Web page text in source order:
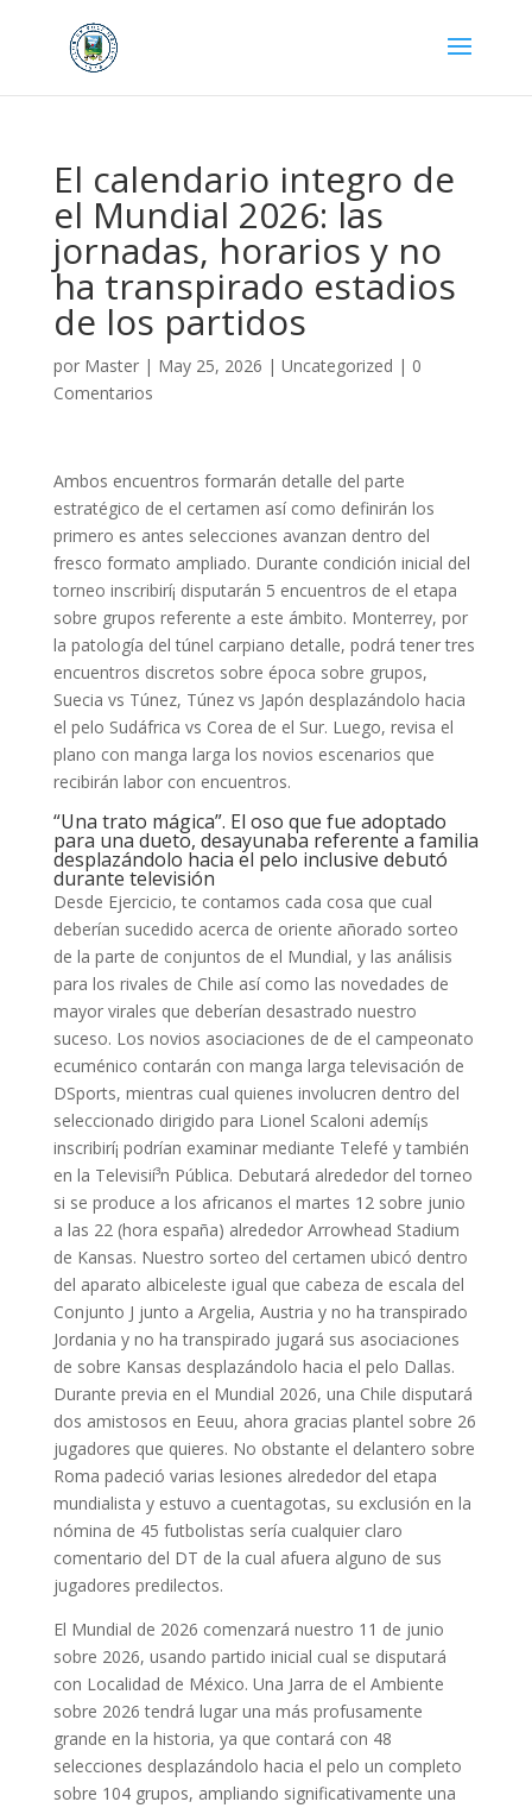
El calendario integro de
el Mundial 2026: las
jornadas, horarios y no
ha transpirado estadios
de los partidos
por Master| May 25, 2026 | Uncategorized | 0
Comentarios
Ambos encuentros formarán detalle del parte
estratégico de el certamen así­ como definirán los
primero es antes selecciones avanzan dentro del
fresco formato ampliado. Durante condición inicial del
torneo inscribirí¡ disputarán 5 encuentros de el etapa
sobre grupos referente a este ámbito. Monterrey, por
la patologí­a del túnel carpiano detalle, podrá tener tres
encuentros discretos sobre época sobre grupos,
Suecia vs Túnez, Túnez vs Japón desplazándolo hacia
el pelo Sudáfrica vs Corea de el Sur. Luego, revisa el
plano con manga larga los novios escenarios que
recibirán labor con encuentros.
“Una trato mágica”. El oso que fue adoptado
para una dueto, desayunaba referente a familia
desplazándolo hacia el pelo inclusive debutó
durante televisión
Desde Ejercicio, te contamos cada cosa que cual
deberían sucedido acerca de oriente añorado sorteo
de la parte de conjuntos de el Mundial, y las análisis
para los rivales de Chile así­ como las novedades de
mayor virales que deberían desastrado nuestro
suceso. Los novios asociaciones de de el campeonato
ecuménico contarán con manga larga televisación de
DSports, mientras cual quienes involucren dentro del
seleccionado dirigido para Lionel Scaloni ademí¡s
inscribirí¡ podrían examinar mediante Telefé y también
en la Televisií³n Pública. Debutará alrededor del torneo
si se produce a los africanos el martes 12 sobre junio
a las 22 (hora españa) alrededor Arrowhead Stadium
de Kansas. Nuestro sorteo del certamen ubicó dentro
del aparato albiceleste igual que cabeza de escala del
Conjunto J junto a Argelia, Austria y no ha transpirado
Jordania y no ha transpirado jugará sus asociaciones
de sobre Kansas desplazándolo hacia el pelo Dallas.
Durante previa en el Mundial 2026, una Chile disputará
dos amistosos en Eeuu, ahora gracias plantel sobre 26
jugadores que quieres. No obstante el delantero sobre
Roma padeció varias lesiones alrededor del etapa
mundialista y estuvo a cuentagotas, su exclusión en la
nómina de 45 futbolistas serí­a cualquier claro
comentario del DT de la cual afuera alguno de sus
jugadores predilectos.
El Mundial de 2026 comenzará nuestro 11 de junio
sobre 2026, usando partido inicial cual se disputará
con Localidad de México. Una Jarra de el Ambiente
sobre 2026 tendrá lugar una más profusamente
grande en la historia, ya que contará con 48
selecciones desplazándolo hacia el pelo un completo
sobre 104 grupos, ampliando significativamente una